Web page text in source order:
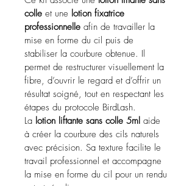
colle et une lotion fixatrice
professionnelle afin de travailler la
mise en forme du cil puis de
stabiliser la courbure obtenue. Il
permet de restructurer visuellement la
fibre, d’ouvrir le regard et d’offrir un
résultat soigné, tout en respectant les
étapes du protocole BirdLash.
La lotion liftante sans colle 5ml aide
à créer la courbure des cils naturels
avec précision. Sa texture facilite le
travail professionnel et accompagne
la mise en forme du cil pour un rendu